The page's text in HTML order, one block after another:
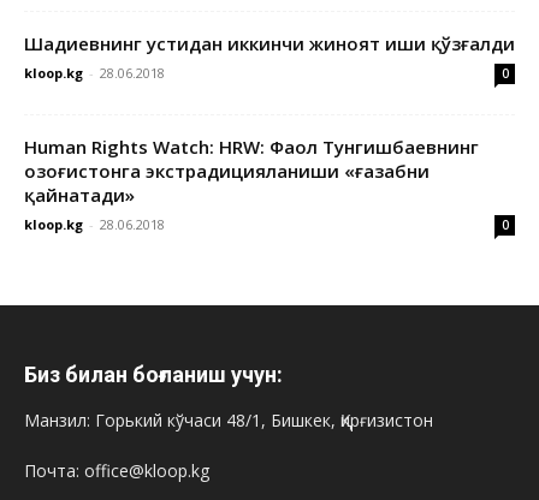
Шадиевнинг устидан иккинчи жиноят иши қўзғалди
kloop.kg - 28.06.2018 0
Human Rights Watch: HRW: Фаол Тунгишбаевнинг
Қозоғистонга экстрадицияланиши «ғазабни
қайнатади»
kloop.kg - 28.06.2018 0
Биз билан боғланиш учун:
Манзил: Горький кўчаси 48/1, Бишкек, Қирғизистон
Почта: office@kloop.kg